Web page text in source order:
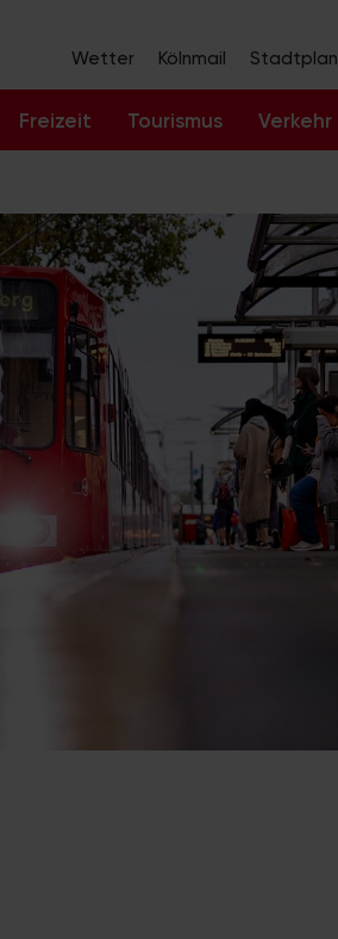
Wetter Kölnmail Stadtplan
Freizeit Tourismus Verkehr